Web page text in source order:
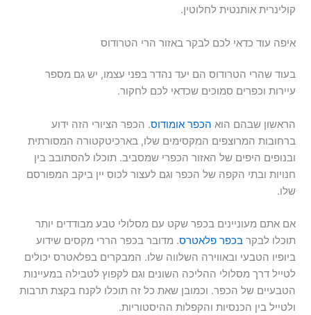
קולינרית אותנטית לחלוטין.
איפה עוד כדאי לכם לבקר באזור הרי הטרודוס
בעוד שהרי הטרודוס הם יעד נהדר בפני עצמו, יש גם מספר
עיירות וכפרים סמוכים שכדאי לכם לחקור.
הראשון שבהם הוא הכפר אומודוס. הכפר הציורי הזה ידוע
ברחובות המרוצפים המקסימים שלו, בארכיטקטורה המסורתית
ובנופים היפים של האזור הכפרי שמסביב. תוכלו להסתובב בין
חנויות ובתי הקפה של הכפר וגם לעצור לכוס יין ביקב המפורסם
שלו.
אם אתם מעוניינים בכפר שקט עם מסלולי טבע מבודדים יותר
תוכלו לבקרבכפר פלאטרס. מדובר בכפר הררי מקסים שידוע
ביופיו הטבעי ובאווירה השלווה שלו. המבקרים בפלאטרס יכולים
לטייל דרך מסלולי ההליכה השונים וגם לקפוץ לטבילה במעיינות
הטבעיים של הכפר. וכמובן שאת כל זה תוכלו לקנח בקצת תרבות
ולטייל בין הכנסיות והקפלות ההיסטוריות.